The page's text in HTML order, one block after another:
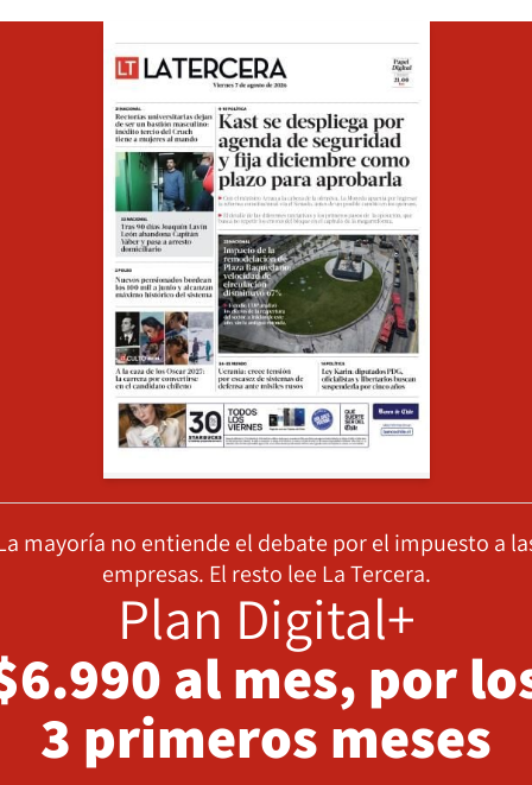
mayoría no entiende el debate por el impuesto a
empresas. El resto lee La Tercera.
Plan Digital+
al mes, por
3 primeros meses